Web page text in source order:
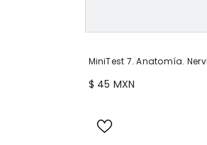
MiniTest 7. Anatomía.
$ 45 MXN